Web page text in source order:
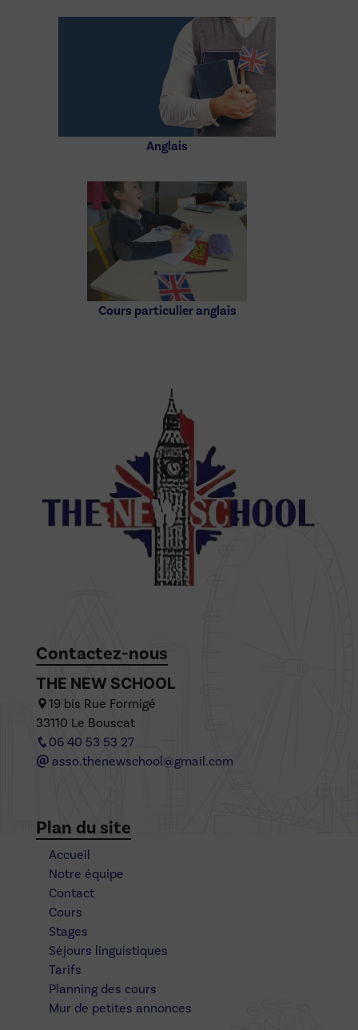
Anglais
Cours particulier anglais
Contactez-nous
THE NEW SCHOOL
19 bis Rue Formigé
33110 Le Bouscat
06 40 53 53 27
asso.thenewschool@gmail.com
Plan du site
Accueil
Notre équipe
Contact
Cours
Stages
Séjours linguistiques
Tarifs
Planning des cours
Mur de petites annonces